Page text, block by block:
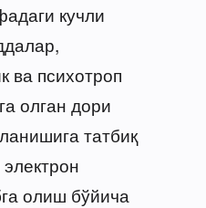
кучли
ва психотроп
олган дори
татбиқ
олиш бўйича